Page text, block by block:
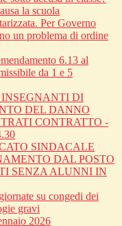
la scuola
Per Governo
un problema di ordine
6.13 al
da 1 e 5
DI
DEL DANNO
CONTRATTO -
SINDACALE
DAL POSTO
SENZA ALUNNI IN
su congedi dei
gravi
2026